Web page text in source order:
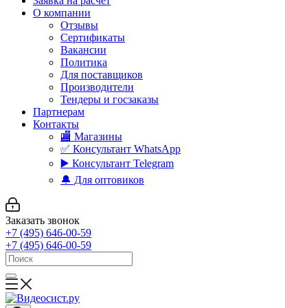
О компании
Отзывы
Сертификаты
Вакансии
Политика
Для поставщиков
Производители
Тендеры и госзаказы
Партнерам
Контакты
🏬 Магазины
✅️ Консультант WhatsApp
▶️ Консультант Telegram
🔔 Для оптовиков
Заказать звонок
+7 (495) 646-00-59
+7 (495) 646-00-59